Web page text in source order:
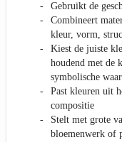
Gebruikt de
Combineert
kleur, vorm,
Kiest de juiste
houdend met de
symbolische
Past kleuren uit
compositie
Stelt met grote
bloemenwerk of